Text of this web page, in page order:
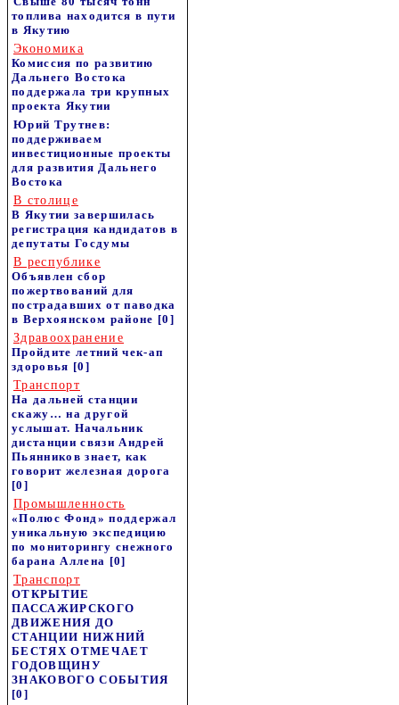
топлива находится в пути
в Якутию
Экономика
Комиссия по развитию
Дальнего Востока
поддержала три крупных
проекта Якутии
Юрий Трутнев:
поддерживаем
инвестиционные проекты
для развития Дальнего
Востока
В столице
В Якутии завершилась
регистрация кандидатов в
депутаты Госдумы
В республике
Объявлен сбор
пожертвований для
пострадавших от паводка
в Верхоянском районе [0]
Здравоохранение
Пройдите летний чек-ап
здоровья [0]
Транспорт
На дальней станции
скажу… на другой
услышат. Начальник
дистанции связи Андрей
Пьянников знает, как
говорит железная дорога
[0]
Промышленность
«Полюс Фонд» поддержал
уникальную экспедицию
по мониторингу снежного
барана Аллена [0]
Транспорт
ОТКРЫТИЕ
ПАССАЖИРСКОГО
ДВИЖЕНИЯ ДО
СТАНЦИИ НИЖНИЙ
БЕСТЯХ ОТМЕЧАЕТ
ГОДОВЩИНУ
ЗНАКОВОГО СОБЫТИЯ
[0]